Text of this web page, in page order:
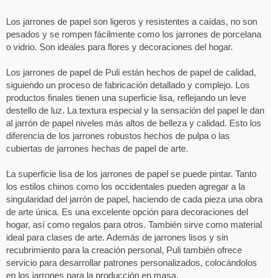
Los jarrones de papel son ligeros y resistentes a caídas, no son
pesados y se rompen fácilmente como los jarrones de porcelana
o vidrio. Son ideales para flores y decoraciones del hogar.
Los jarrones de papel de Puli están hechos de papel de calidad,
siguiendo un proceso de fabricación detallado y complejo. Los
productos finales tienen una superficie lisa, reflejando un leve
destello de luz. La textura especial y la sensación del papel le dan
al jarrón de papel niveles más altos de belleza y calidad. Esto los
diferencia de los jarrones robustos hechos de pulpa o las
cubiertas de jarrones hechas de papel de arte.
La superficie lisa de los jarrones de papel se puede pintar. Tanto
los estilos chinos como los occidentales pueden agregar a la
singularidad del jarrón de papel, haciendo de cada pieza una obra
de arte única. Es una excelente opción para decoraciones del
hogar, así como regalos para otros. También sirve como material
ideal para clases de arte. Además de jarrones lisos y sin
recubrimiento para la creación personal, Puli también ofrece
servicio para desarrollar patrones personalizados, colocándolos
en los jarrones para la producción en masa.